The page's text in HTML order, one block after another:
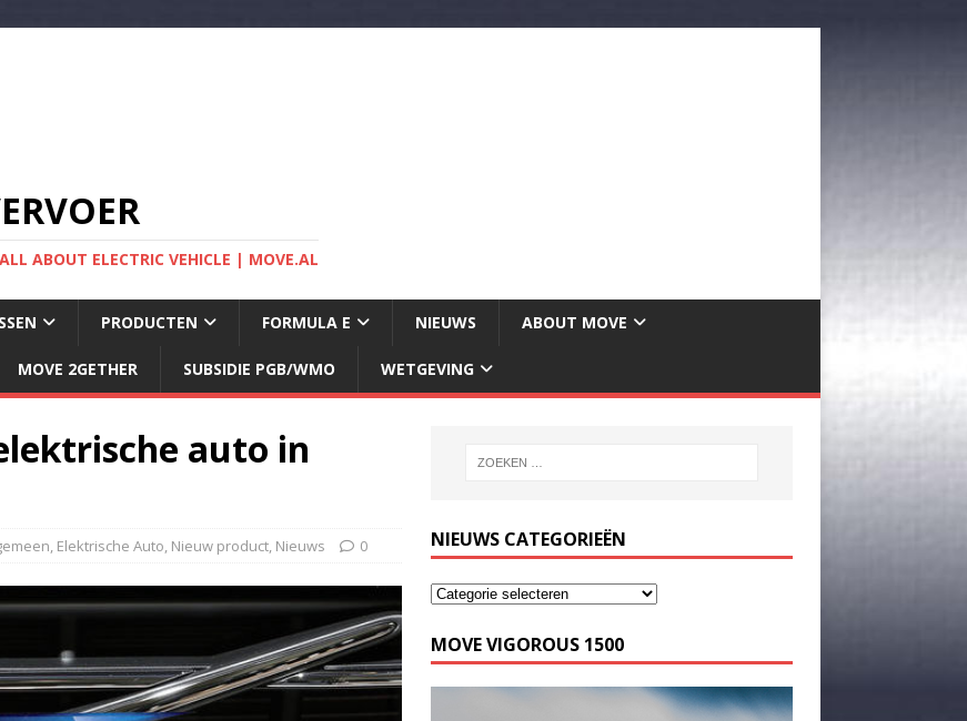
ABOUT ELECTRIC VEHICLE | MOVE.AL
PRODUCTEN FORMULA E NIEUWS ABOUT MOVE
MOVE 2GETHER SUBSIDIE PGB/WMO WETGEVING
auto in
, Elektrische Auto, Nieuw product, Nieuws 0 NIEUWS CATEGORIEËN
MOVE VIGOROUS 1500